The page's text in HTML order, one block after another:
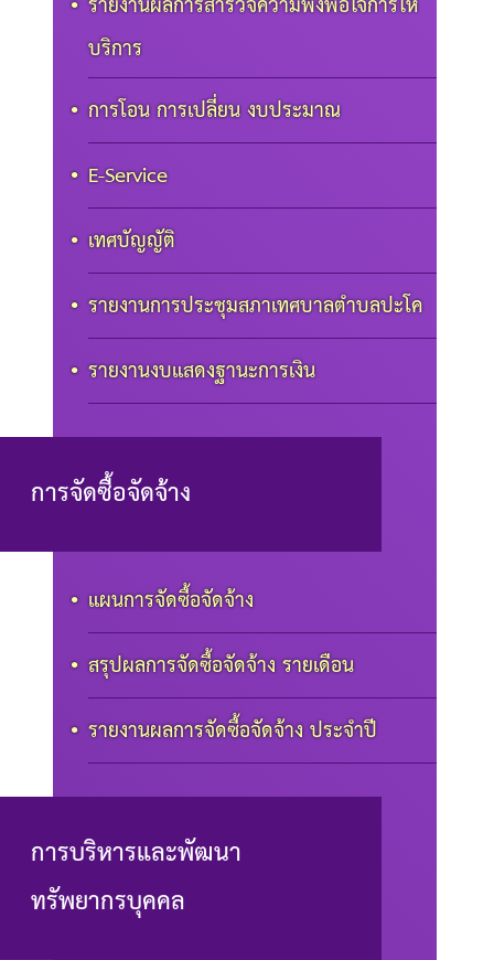
บริการ
การโอน การเปลี่ยน งบประมาณ
E-Service
เทศบัญญัติ
รายงานการประชุมสภาเทศบาลตำบลปะโค
รายงานงบแสดงฐานะการเงิน
การจัดซื้อจัดจ้าง
แผนการจัดซื้อจัดจ้าง
สรุปผลการจัดซื้อจัดจ้าง รายเดือน
รายงานผลการจัดซื้อจัดจ้าง ประจำปี
การบริหารและพัฒนา
ทรัพยากรบุคคล